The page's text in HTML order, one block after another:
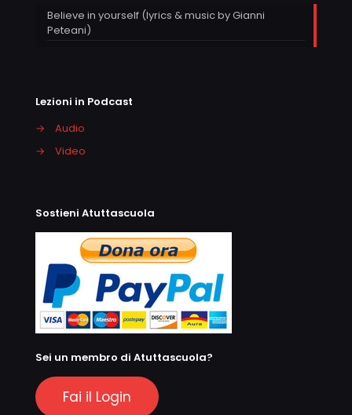
Believe in yourself (lyrics & music by Gianni
Peteani)
Lezioni in Podcast
→
Audio
→
Video
Sostieni Atuttascuola
Sei un membro di Atuttascuola?
Fai il Login